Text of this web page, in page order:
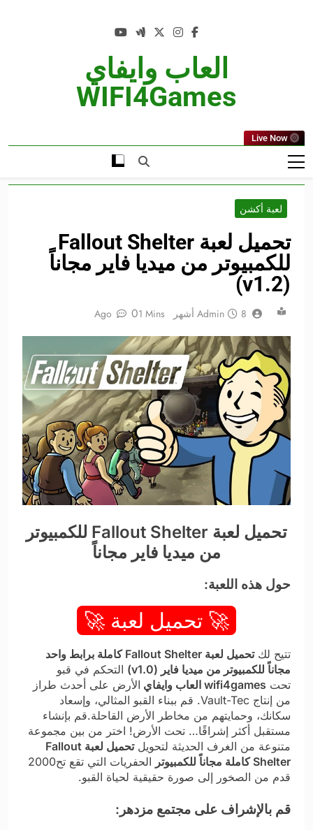
العاب وايفاي
WIFI4Games
Live Now
لعبة أكشن
تحميل لعبة Fallout Shelter
للكمبيوتر من ميديا فاير مجاناً
(v1.2)
Admin 8 أشهر Ago 01 Mins
تحميل لعبة Fallout Shelter للكمبيوتر
من ميديا فاير مجاناً
حول هذه اللعبة:
🚀 تحميل لعبة 🚀
تتيح لك
تحميل لعبة Fallout Shelter كاملة برابط واحد
مجاناً للكمبيوتر من ميديا فاير (v1.0)
التحكم في قبو
تحت wifi4games العاب وايفاي
الأرض على أحدث طراز
من إنتاج Vault-Tec. قم ببناء القبو المثالي، وإسعاد
سكانك، وحمايتهم من مخاطر الأرض القاحلة.قم بإنشاء
مستقبل أكثر إشراقًا… تحت الأرض! اختر من بين مجموعة
متنوعة من الغرف الحديثة لتحويل
تحميل لعبة Fallout
Shelter كاملة مجاناً للكمبيوتر
الحفريات التي تقع تح2000
قدم من الصخور إلى صورة حقيقية لحياة القبو.
قم بالإشراف على مجتمع مزدهر: